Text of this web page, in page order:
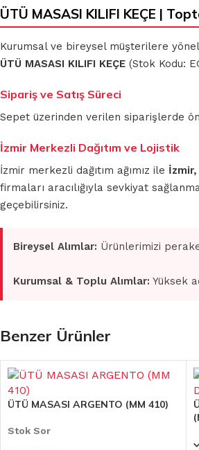
ÜTÜ MASASI KILIFI KEÇE |
Kurumsal ve bireysel müşterilere
ÜTÜ MASASI KILIFI KEÇE (Stok Kodu:
Sipariş ve Satış Süreci
Sepet üzerinden verilen siparişlerde
İzmir Merkezli Dağıtım ve Lojistik
İzmir merkezli dağıtım ağımız ile
firmaları aracılığıyla sevkiyat
geçebilirsiniz.
Bireysel Alımlar: Ürünlerimizi
Kurumsal & Toplu Alımlar: Yüksek
Benzer Ürünler
ÜTÜ MASASI ARGENTO (MM 410)
Stok Sor